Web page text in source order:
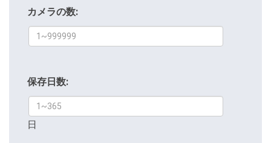
カメラの数:
保存日数:
日